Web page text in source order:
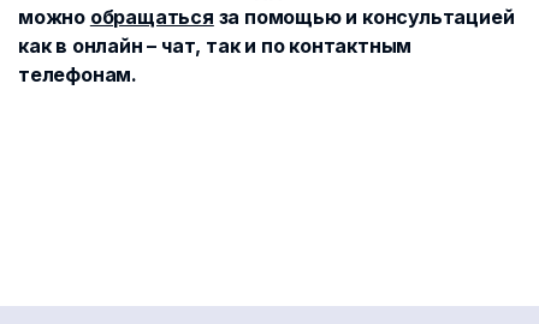
можно обращаться за помощью и консультацией
как в онлайн – чат, так и по контактным
телефонам.